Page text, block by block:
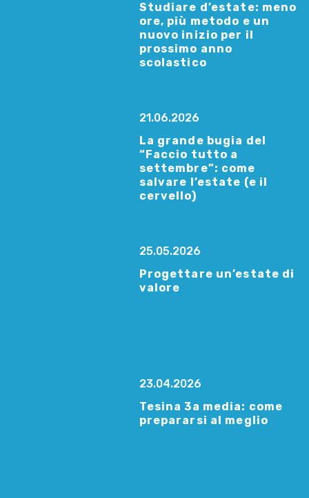
Studiare d’estate: meno
ore, più metodo e un
nuovo inizio per il
prossimo anno
scolastico
21.06.2026
La grande bugia del
“Faccio tutto a
settembre”: come
salvare l’estate (e il
cervello)
25.05.2026
Progettare un’estate di
valore
23.04.2026
Tesina 3a media: come
prepararsi al meglio